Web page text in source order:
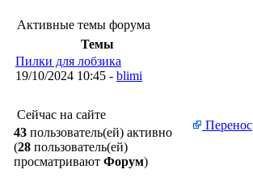
Активные темы форума
Темы
Пилки для лобзика
19/10/2024 10:45 - blimi
Сейчас на сайте
43 пользователь(ей) активно
(28 пользователь(ей)
просматривают Форум)
Перенос